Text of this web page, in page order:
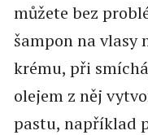
můžete bez
šampon na vlasy
krému, při
olejem z něj
pastu, například